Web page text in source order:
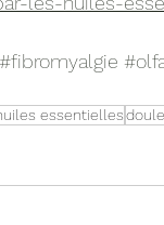
#fibromyalgie
essentielles